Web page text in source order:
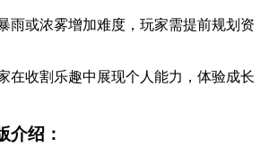
雨或浓雾增加难度，玩家需提前规划资
在收割乐趣中展现个人能力，体验成长
介绍：